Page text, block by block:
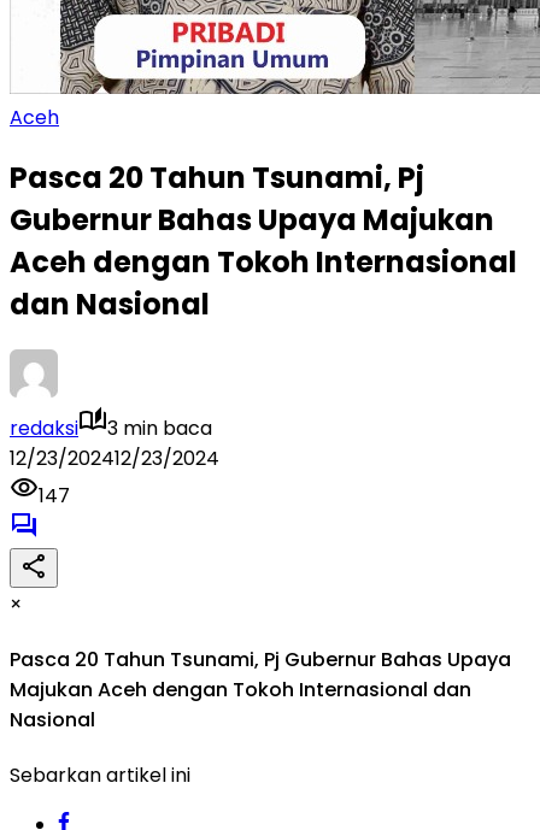
Aceh
Pasca 20 Tahun Tsunami, Pj
Gubernur Bahas Upaya Majukan
Aceh dengan Tokoh Internasional
dan Nasional
redaksi
3 min baca
12/23/202412/23/2024
147
×
Pasca 20 Tahun Tsunami, Pj Gubernur Bahas Upaya
Majukan Aceh dengan Tokoh Internasional dan
Nasional
Sebarkan artikel ini